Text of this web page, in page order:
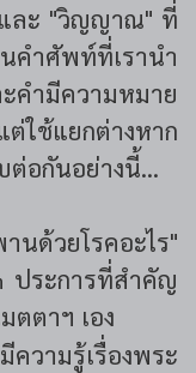
ละ "วิญญาณ" ที่
คำศัพท์ที่เรานำ
คำมีความหมาย
ใช้แยกต่างหาก
อกันอย่างนี้...
ด้วยโรคอะไร"
ประการที่สำคัญ
ตตาฯ เอง
ามรู้เรื่องพระ